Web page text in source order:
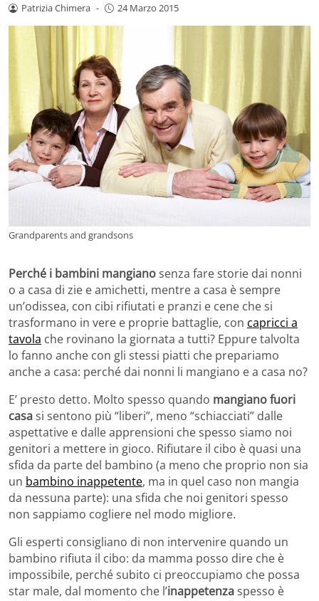
Patrizia Chimera - 24 Marzo 2015
Grandparents and grandsons
Perché i bambini mangianosenza fare storie dai nonni
o a casa di zie e amichetti, mentre a casa è sempre
un’odissea, con cibi rifiutati e pranzi e cene che si
trasformano in vere e proprie battaglie, con capricci a
tavola che rovinano la giornata a tutti? Eppure talvolta
lo fanno anche con gli stessi piatti che prepariamo
anche a casa: perché dai nonni li mangiano e a casa no?
E’ presto detto. Molto spesso quando mangiano fuori
casasi sentono più “liberi”, meno “schiacciati” dalle
aspettative e dalle apprensioni che spesso siamo noi
genitori a mettere in gioco. Rifiutare il cibo è quasi una
sfida da parte del bambino (a meno che proprio non sia
un bambino inappetente, ma in quel caso non mangia
da nessuna parte): una sfida che noi genitori spesso
non sappiamo cogliere nel modo migliore.
Gli esperti consigliano di non intervenire quando un
bambino rifiuta il cibo: da mamma posso dire che è
impossibile, perché subito ci preoccupiamo che possa
star male, dal momento che l’inappetenzaspesso è